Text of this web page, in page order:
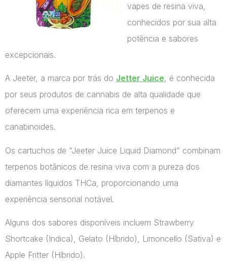
vapes de resina viva,
conhecidos por sua alta
potência e sabores
excepcionais.
A Jeeter, a marca por trás do Jetter Juice, é conhecida
por seus produtos de cannabis de alta qualidade que
oferecem uma experiência rica em terpenos e
canabinoides.
Os cartuchos de “Jeeter Juice Liquid Diamond” combinam
terpenos botânicos de resina viva com a pureza dos
diamantes líquidos THCa, proporcionando uma
experiência sensorial notável.
Alguns dos sabores disponíveis incluem Strawberry
Shortcake (Indica), Gelato (Híbrido), Limoncello (Sativa) e
Apple Fritter (Híbrido).